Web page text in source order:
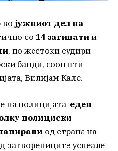
во јужниот дел на
со 14 загинати и
, по жестоки судири
банди, соопшти
Вилијам Кале.
на полицијата, еден
полициски
од страна на
затворениците успеале